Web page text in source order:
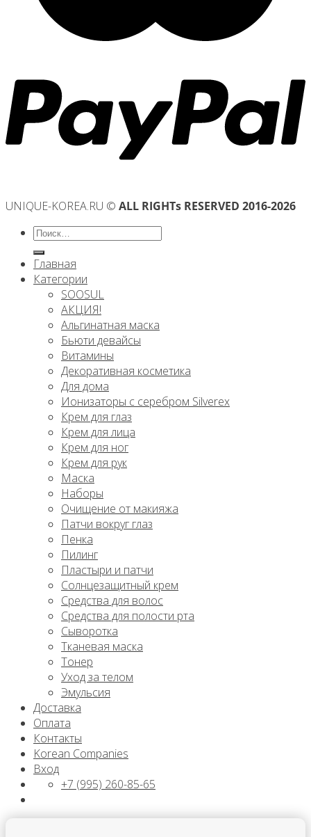
UNIQUE-KOREA.RU © ALL RIGHTs RESERVED 2016-2026
Искать:
Главная
Категории
SOOSUL
АКЦИЯ!
Альгинатная маска
Бьюти девайсы
Витамины
Декоративная косметика
Для дома
Ионизаторы с серебром Silverex
Крем для глаз
Крем для лица
Крем для ног
Крем для рук
Маска
Наборы
Очищение от макияжа
Патчи вокруг глаз
Пенка
Пилинг
Пластыри и патчи
Солнцезащитный крем
Средства для волос
Средства для полости рта
Сыворотка
Тканевая маска
Тонер
Уход за телом
Эмульсия
Доставка
Оплата
Контакты
Korean Companies
Вход
+7 (995) 260-85-65